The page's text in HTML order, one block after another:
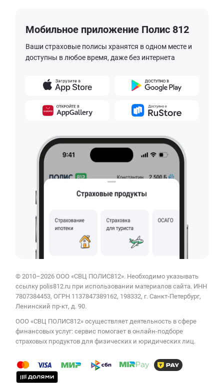
Мобильное приложение Полис 812
Ваши страховые полисы хранятся в одном месте и
доступны в любое время, даже без интернета
© 2010–2026 ООО «СВЦ ПОЛИС812». Необходимо указывать
ссылку polis812.ru при использовании материалов сайта. ИНН
7807384453, ОГРН 1137847389162, 198332, г. Санкт-Петербург,
Ленинский пр-кт, д. 90.
ООО «СВЦ ПОЛИС812» осуществляет деятельность в сфере
финансовых услуг: сервис помогает в онлайн-подборе
страховых продуктов для физических и юридических лиц.